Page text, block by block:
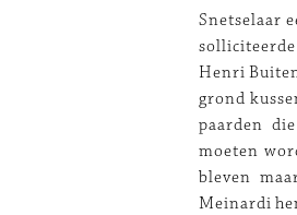
Snetselaar
Henri
grond
paarden
moeten
bleven
Meinardi